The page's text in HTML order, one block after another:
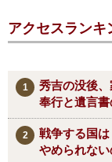
アクセスランキ
秀吉の没後
奉行と遺言
戦争する国
やめられな